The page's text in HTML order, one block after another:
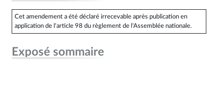
Cet amendement a été déclaré irrecevable après publication en
application de l'article 98 du règlement de l'Assemblée nationale.
Exposé sommaire